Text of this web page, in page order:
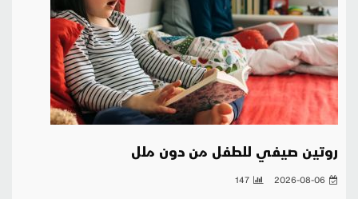
روتين صيفي للطفل من دون ملل
2026-08-06
147